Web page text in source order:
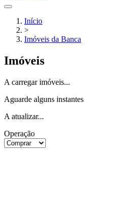
Início
>
Imóveis da Banca
Imóveis
A carregar imóveis...
Aguarde alguns instantes
A atualizar...
Operação